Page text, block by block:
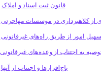
قانون ثبت اسناد و املاک
از کلاهبرداری در موسسات مهاجرتی
امور از طریق راه‌های غیرقانونی
به اجتناب از وعده‌های غیرقانونی
باج‌افزارها و اجتناب از آنها